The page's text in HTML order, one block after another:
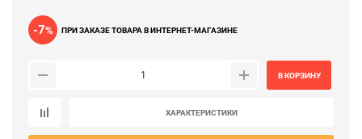
-7% ПРИ ЗАКАЗЕ ТОВАРА В ИНТЕРНЕТ-МАГАЗИНЕ
В КОРЗИНУ
ХАРАКТЕРИСТИКИ